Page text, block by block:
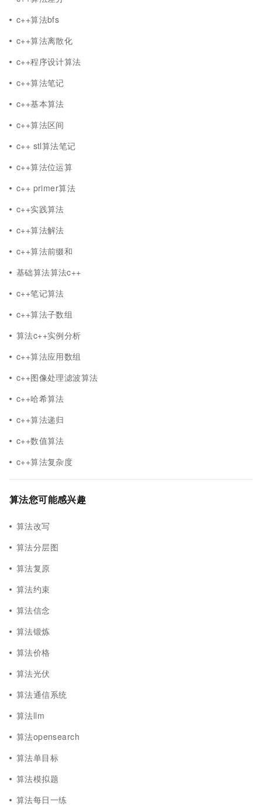
c++算法bfs
c++算法离散化
c++程序设计算法
c++算法笔记
c++基本算法
c++算法区间
c++ stl算法笔记
c++算法位运算
c++ primer算法
c++实践算法
c++算法解法
c++算法前缀和
基础算法算法c++
c++笔记算法
c++算法子数组
算法c++实例分析
c++算法应用数组
c++图像处理滤波算法
c++哈希算法
c++算法递归
c++数值算法
c++算法复杂度
算法您可能感兴趣
算法改写
算法分层图
算法复原
算法约束
算法信念
算法锻炼
算法价格
算法光伏
算法通信系统
算法llm
算法opensearch
算法单目标
算法模拟题
算法每日一练